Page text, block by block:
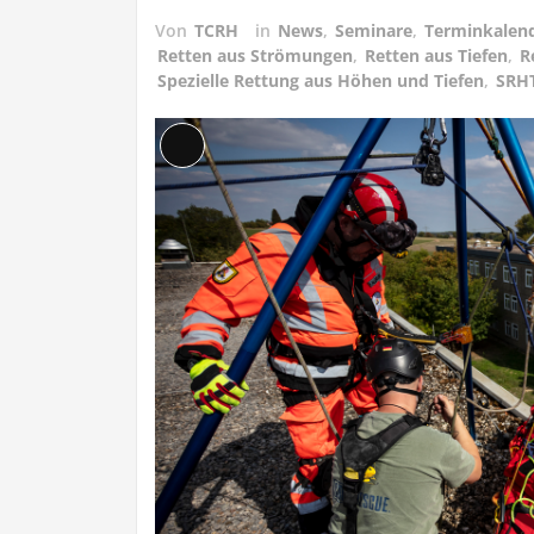
Von TCRH in News, Seminare,
Retten aus Strömungen, Retten aus Tiefen,
Spezielle Rettung aus Höhen und Tiefen,
Lange
Beschreibung